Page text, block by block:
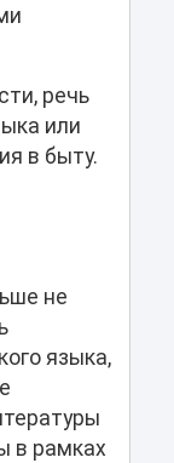
речь
или
в быту.
не
языка,
в рамках